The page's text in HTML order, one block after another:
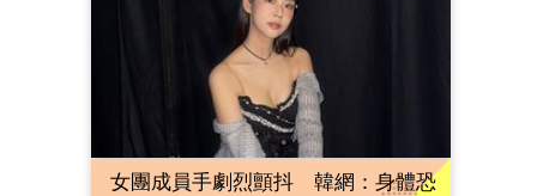
女團成員手劇烈顫抖 韓網：身體恐